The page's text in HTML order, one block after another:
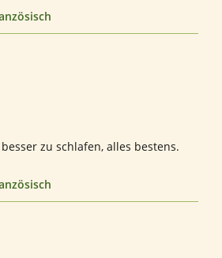
zu schlafen, alles bestens.